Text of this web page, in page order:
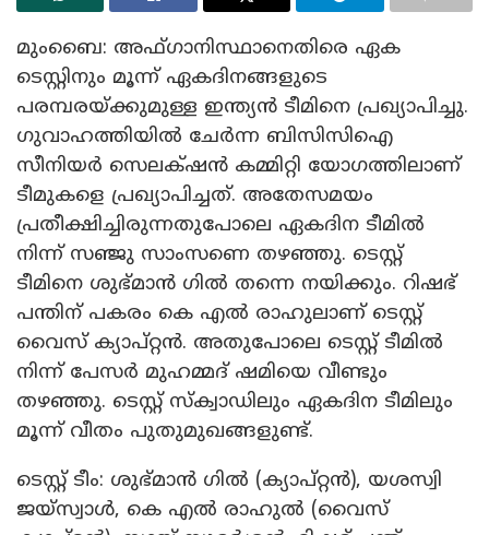
മുംബൈ: അഫ്‌ഗാനിസ്ഥാനെതിരെ ഏക
ടെസ്റ്റിനും മൂന്ന് ഏകദിനങ്ങളുടെ
പരമ്പരയ്‌ക്കുമുള്ള ഇന്ത്യൻ ടീമിനെ പ്രഖ്യാപിച്ചു.
ഗുവാഹത്തിയിൽ ചേർന്ന ബിസിസിഐ
സീനിയർ സെലക്‌ഷൻ കമ്മിറ്റി യോഗത്തിലാണ്
ടീമുകളെ പ്രഖ്യാപിച്ചത്. അതേസമയം
പ്രതീക്ഷിച്ചിരുന്നതുപോലെ ഏകദിന ടീമിൽ
നിന്ന് സഞ്ജു സാംസണെ തഴഞ്ഞു. ടെസ്റ്റ്
ടീമിനെ ശുഭ്‌മാൻ ഗിൽ തന്നെ നയിക്കും. റിഷഭ്
പന്തിന് പകരം കെ എൽ രാഹുലാണ് ടെസ്റ്റ്
വൈസ് ക്യാപ്റ്റൻ. അതുപോലെ ടെസ്റ്റ് ടീമിൽ
നിന്ന് പേസർ മുഹമ്മദ് ഷമിയെ വീണ്ടും
തഴഞ്ഞു. ടെസ്റ്റ് സ്‌ക്വാഡിലും ഏകദിന ടീമിലും
മൂന്ന് വീതം പുതുമുഖങ്ങളുണ്ട്.
ടെസ്റ്റ് ടീം: ശുഭ്‌മാൻ ഗിൽ (ക്യാപ്റ്റൻ), യശസ്വി
ജയ്‌സ്വാൾ, കെ എൽ രാഹുൽ (വൈസ്